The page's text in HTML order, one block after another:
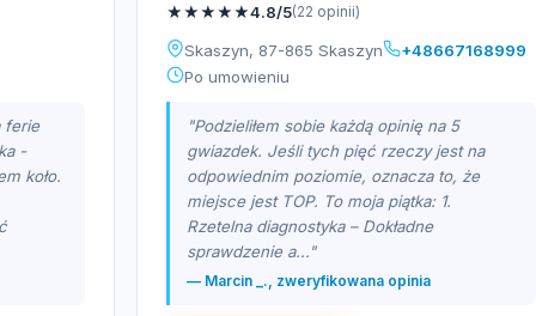
ferie
-
koło.
★★★★★4.8/5(22 opinii)
Skaszyn, 87-865 Skaszyn
+48667168999
Po umowieniu
"Podzieliłem sobie każdą opinię na 5
gwiazdek. Jeśli tych pięć rzeczy jest na
odpowiednim poziomie, oznacza to, że
miejsce jest TOP. To moja piątka: 1.
Rzetelna diagnostyka – Dokładne
sprawdzenie a..."
— Marcin _., zweryfikowana opinia